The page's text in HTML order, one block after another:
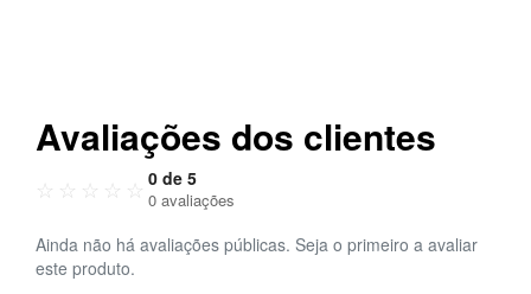
Avaliações dos clientes
☆ ☆ ☆ ☆ ☆ 0 de 5
0 avaliações
Ainda não há avaliações públicas. Seja o primeiro a avaliar
este produto.